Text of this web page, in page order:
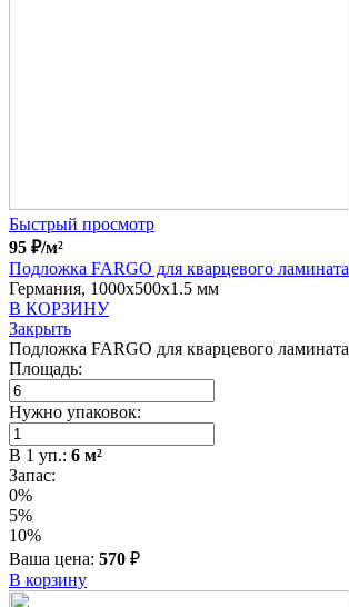
Быстрый просмотр
95 ₽/м²
Подложка FARGO для кварцевого
Германия, 1000x500x1.5 мм
В КОРЗИНУ
Закрыть
Подложка FARGO для кварцевого
Площадь:
Нужно упаковок:
В 1 уп.: 6 м²
Запас:
0%
5%
10%
Ваша цена: 570 ₽
В корзину